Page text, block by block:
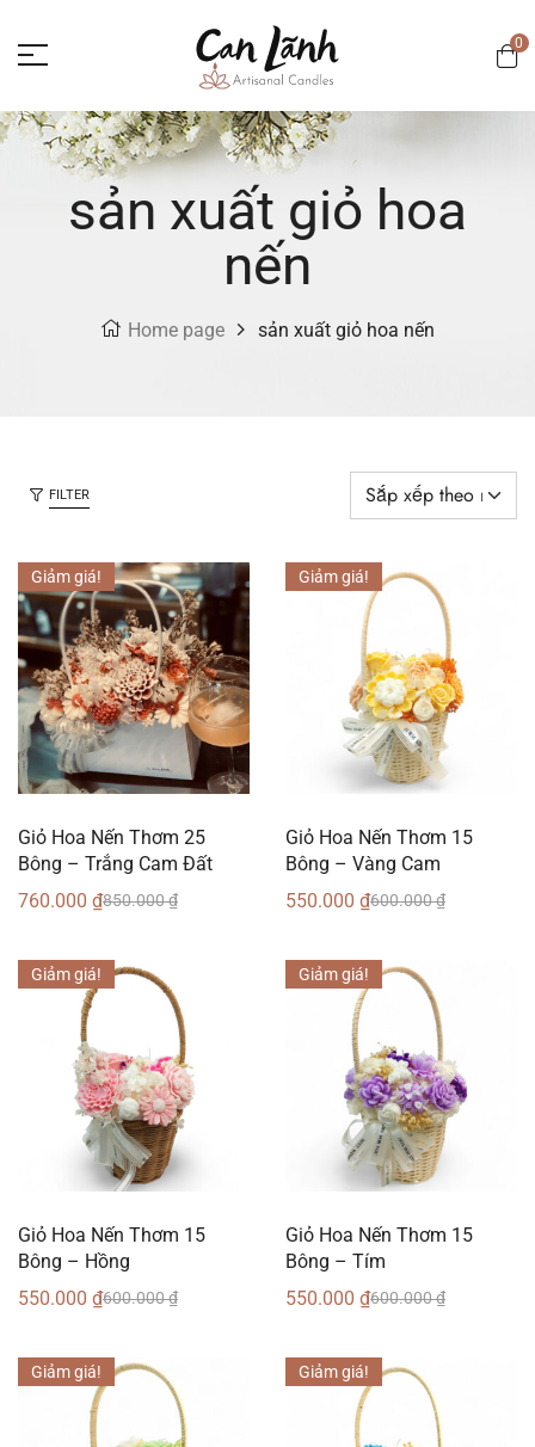
0
sản xuất giỏ hoa
nến
Home page sản xuất giỏ hoa nến
FILTER
Giảm giá!
Giỏ Hoa Nến Thơm 25
Bông – Trắng Cam Đất
850.000₫
760.000 ₫
Giảm giá!
Giỏ Hoa Nến Thơm 15
Bông – Vàng Cam
600.000₫
550.000 ₫
Giảm giá!
Giỏ Hoa Nến Thơm 15
Bông – Hồng
600.000₫
550.000 ₫
Giảm giá!
Giỏ Hoa Nến Thơm 15
Bông – Tím
600.000₫
550.000 ₫
Giảm giá! Giảm giá!